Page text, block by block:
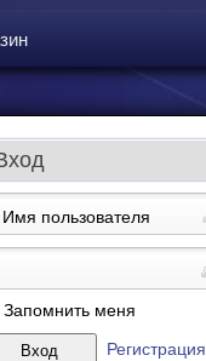
Запомнить меня
Регистрация